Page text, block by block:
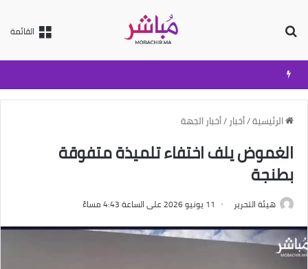
القائمة
الرئيسية/أخبار /أخبار الجهة
الغموض يلف اختفاء تلميذة متفوقة
بطنجة
هيئة التحرير 11 يونيو 2026 على الساعة 4:43 مساءً